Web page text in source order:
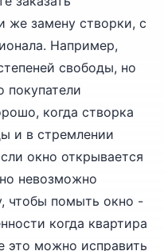
же замену створки, с
Например,
свободы, но
покупатели
когда створка
и в стремлении
окно открывается
невозможно
чтобы помыть окно -
когда квартира
это можно исправить